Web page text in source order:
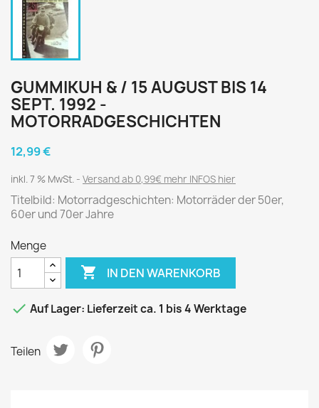
GUMMIKUH & / 15 AUGUST BIS 14
SEPT. 1992 -
MOTORRADGESCHICHTEN
12,99 €
inkl. 7 % MwSt. Versand ab 0,99€ mehr INFOS hier
Titelbild: Motorradgeschichten: Motorräder der 50er,
60er und 70er Jahre
Menge
 IN DEN WARENKORB
 Auf Lager: Lieferzeit ca. 1 bis 4 Werktage
Teilen